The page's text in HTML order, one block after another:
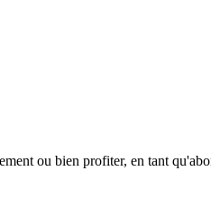
ou bien profiter, en tant